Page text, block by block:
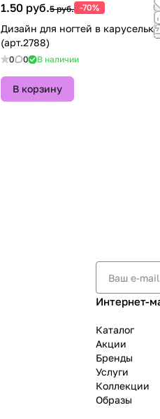
1.50 руб.5 руб. -70%
Дизайн для ногтей в карусельке
(арт.2788)
0 0 В наличии
В корзину
Интернет-
Каталог
Акции
Бренды
Услуги
Коллекции
Образы